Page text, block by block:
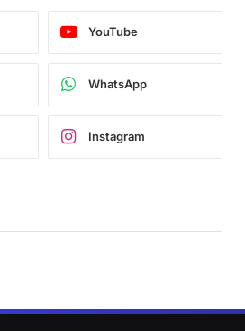
YouTube
WhatsApp
Instagram